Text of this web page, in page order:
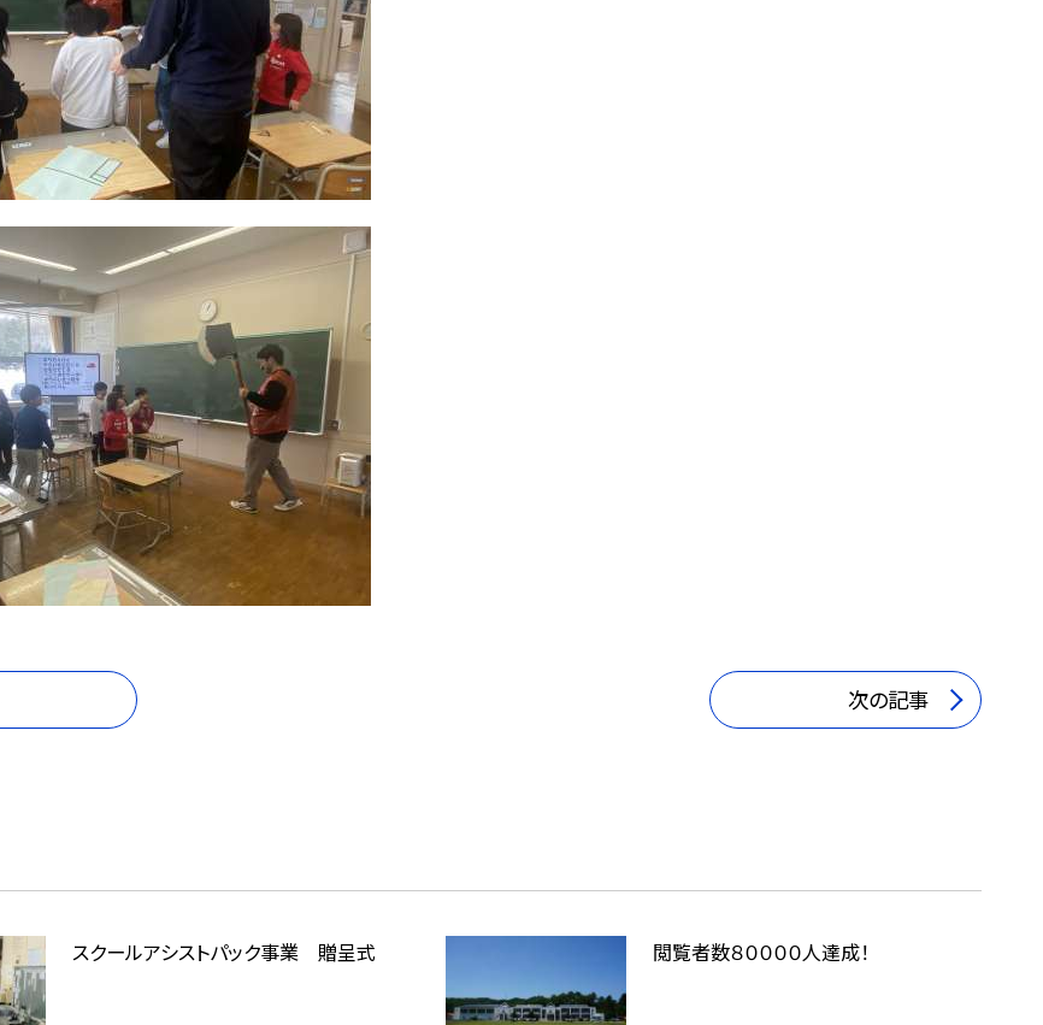
次の記事
スクールアシストパック事業 贈呈式 閲覧者数８００００人達成！